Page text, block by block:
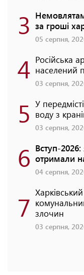
3 за гроші
05 серпня,
4 Російська
населений
03 серпня,
5 У
воду з
03 серпня,
6 Вступ-2026:
отримали
04 серпня,
7 злочин
03 серпня,